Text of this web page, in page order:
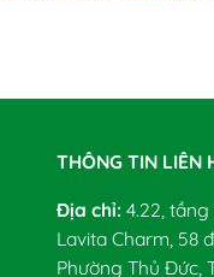
THÔNG TIN LIÊN
Địa chỉ: 4.22,
Lavita Charm, 58
Phường Thủ Đức,